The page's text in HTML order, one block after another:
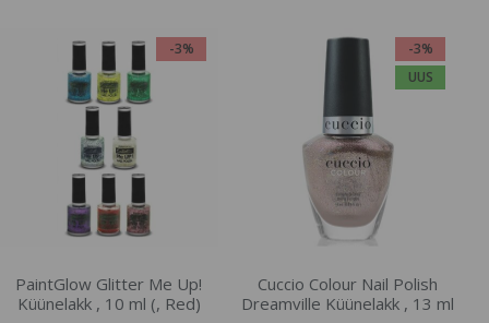
-3%
PaintGlow Glitter Me Up!
Küünelakk , 10 ml (, Red)
-3%
UUS
Cuccio Colour Nail Polish
Dreamville Küünelakk , 13 ml